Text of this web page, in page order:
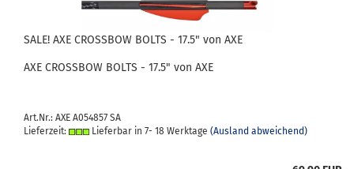
SALE! AXE CROSS­BOW BOLTS - 17.5" von AXE
AXE CROSS­BOW BOLTS - 17.5" von AXE
Art.Nr.: AXE A054857 SA
Lieferzeit:
Lieferbar in 7- 18 Werktage (Ausland abweichend)